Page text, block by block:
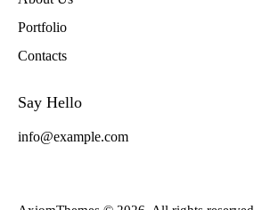
Portfolio
Contacts
Say Hello
info@example.com